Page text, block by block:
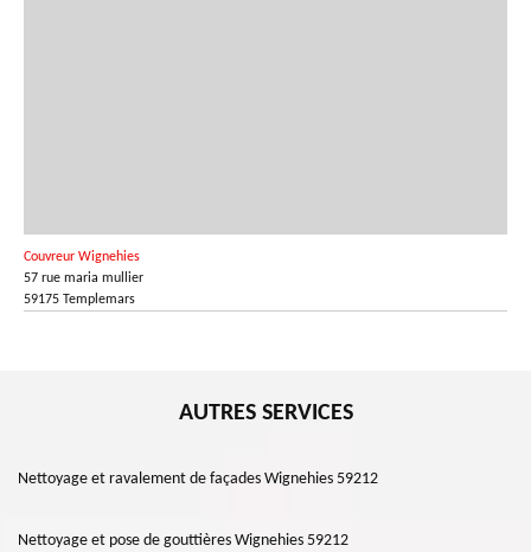
Couvreur Wignehies
57 rue maria mullier
59175 Templemars
AUTRES SERVICES
Nettoyage et ravalement de façades Wignehies 59212
Nettoyage et pose de gouttières Wignehies 59212